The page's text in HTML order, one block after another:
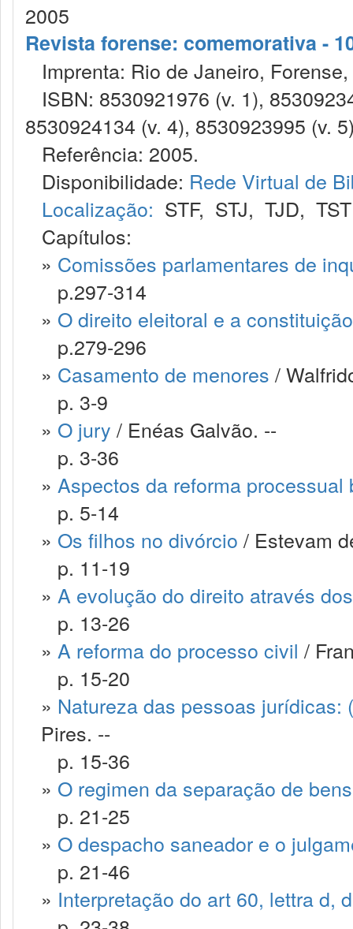
2005
Revista forense: comemorativa -
Imprenta: Rio de Janeiro,
ISBN: 8530921976 (v. 1),
8530924134 (v. 4), 8530923995 (v.
Referência: 2005.
Disponibilidade: Rede Virtual de
Localização: STF, STJ, TJD, TST
Capítulos:
» Comissões parlamentares de
p.297-314
» O direito eleitoral e a
p.279-296
» Casamento de menores /
p. 3-9
» O jury / Enéas Galvão. --
p. 3-36
» Aspectos da reforma processual
p. 5-14
» Os filhos no divórcio / Estevam
p. 11-19
» A evolução do direito através
p. 13-26
» A reforma do processo civil /
p. 15-20
» Natureza das pessoas jurídicas:
Pires. --
p. 15-36
» O regimen da separação de
p. 21-25
» O despacho saneador e o
p. 21-46
» Interpretação do art 60, lettra d,